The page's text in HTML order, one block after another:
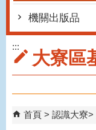
機關出版品
:::
大寮區
首頁 認識大寮